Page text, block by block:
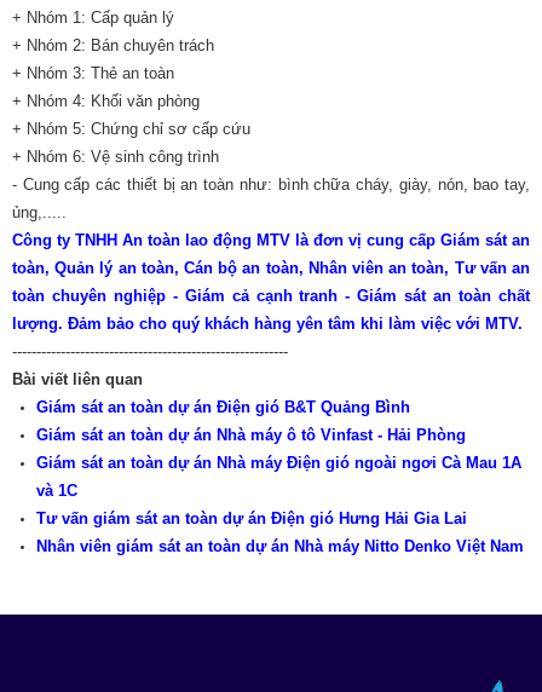
+ Nhóm 1: Cấp quản lý
+ Nhóm 2: Bán chuyên trách
+ Nhóm 3: Thẻ an toàn
+ Nhóm 4: Khối văn phòng
+ Nhóm 5: Chứng chỉ sơ cấp cứu
+ Nhóm 6: Vệ sinh công trình
- Cung cấp các thiết bị an toàn như: bình chữa cháy, giày, nón, bao tay,
ủng,.....
Công ty TNHH An toàn lao động MTV là đơn vị cung cấp Giám sát an
toàn, Quản lý an toàn, Cán bộ an toàn, Nhân viên an toàn, Tư vấn an
toàn chuyên nghiệp - Giám cả cạnh tranh - Giám sát an toàn chất
lượng. Đảm bảo cho quý khách hàng yên tâm khi làm việc với MTV.
---------------------------------------------------------
Bài viết liên quan
Giám sát an toàn dự án Điện gió B&T Quảng Bình
Giám sát an toàn dự án Nhà máy ô tô Vinfast - Hải Phòng
Giám sát an toàn dự án Nhà máy Điện gió ngoài ngơi Cà Mau 1A
và 1C
Tư vấn giám sát an toàn dự án Điện gió Hưng Hải Gia Lai
Nhân viên giám sát an toàn dự án Nhà máy Nitto Denko Việt Nam